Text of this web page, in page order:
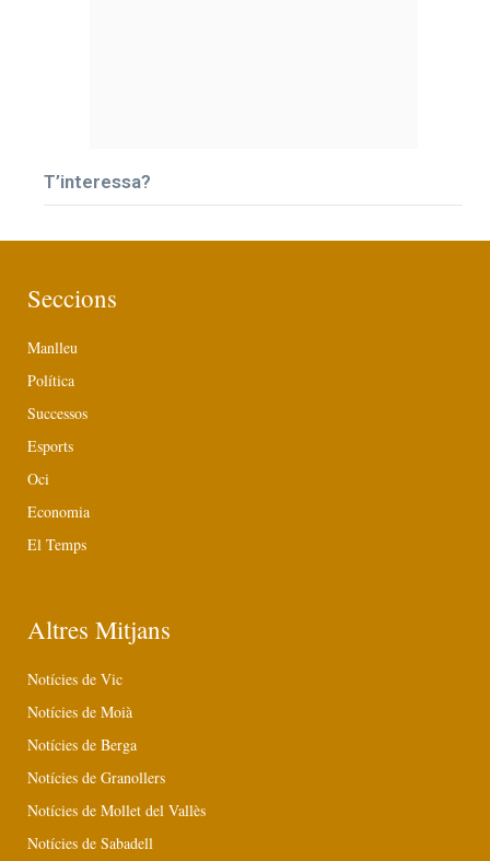
T’interessa?
Seccions
Manlleu
Política
Successos
Esports
Oci
Economia
El Temps
Altres Mitjans
Notícies de Vic
Notícies de Moià
Notícies de Berga
Notícies de Granollers
Notícies de Mollet del Vallès
Notícies de Sabadell